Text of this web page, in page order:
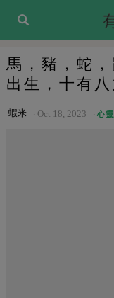
馬，豬，蛇
出生，十有八
蝦米 Oct 18, 2023 心